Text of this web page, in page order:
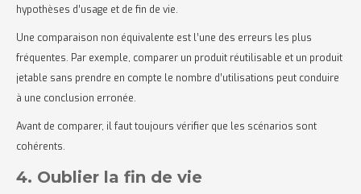
hypothèses d’usage et de fin de vie.
Une comparaison non équivalente est l’une des erreurs les plus
fréquentes. Par exemple, comparer un produit réutilisable et un produit
jetable sans prendre en compte le nombre d’utilisations peut conduire
à une conclusion erronée.
Avant de comparer, il faut toujours vérifier que les scénarios sont
cohérents.
4. Oublier la fin de vie